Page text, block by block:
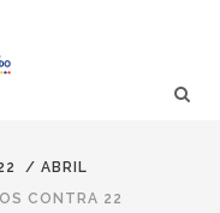
/ ABRIL
CONTRA 22